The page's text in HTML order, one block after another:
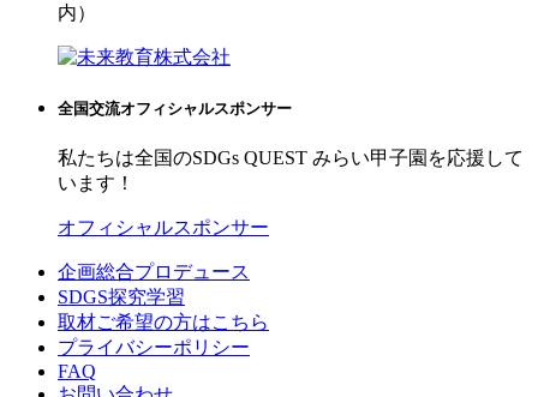
内）
全国交流オフィシャルスポンサー
私たちは全国のSDGs QUEST みらい甲子園を応援して
います！
オフィシャルスポンサー
企画総合プロデュース
SDGS探究学習
取材ご希望の方はこちら
プライバシーポリシー
FAQ